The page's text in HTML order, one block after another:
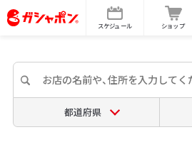
スケジュール ショップ
都道府県